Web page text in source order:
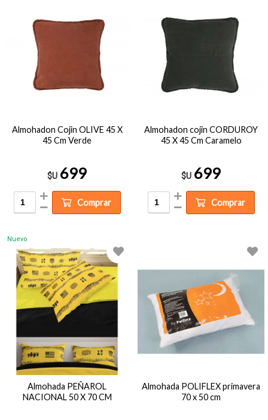
Almohadon Cojin OLIVE 45 X
45 Cm Verde
$U 699
Comprar
Almohadon cojin CORDUROY
45 X 45 Cm Caramelo
$U 699
Comprar
Nuevo
Almohada PEÑAROL
NACIONAL 50 X 70 CM
Almohada POLIFLEX primavera
70 x 50 cm